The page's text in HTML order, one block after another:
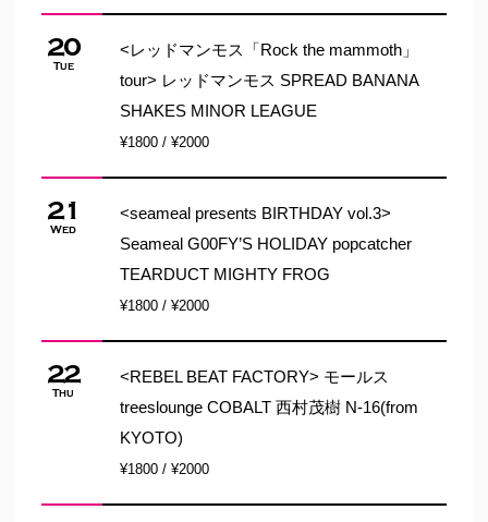
20
Tue
<レッドマンモス「Rock the mammoth」
tour> レッドマンモス SPREAD BANANA
SHAKES MINOR LEAGUE
¥1800 / ¥2000
21
Wed
<seameal presents BIRTHDAY vol.3>
Seameal G00FY’S HOLIDAY popcatcher
TEARDUCT MIGHTY FROG
¥1800 / ¥2000
22
Thu
<REBEL BEAT FACTORY> モールス
treeslounge COBALT 西村茂樹 N-16(from
KYOTO)
¥1800 / ¥2000